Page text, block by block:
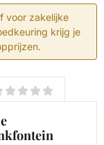
voor zakelijke
krijg je